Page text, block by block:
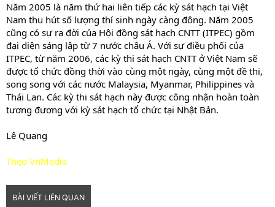
Năm 2005 là năm thứ hai liên tiếp các kỳ sát hạch tại Việt
Nam thu hút số lượng thí sinh ngày càng đông. Năm 2005
cũng có sự ra đời của Hội đồng sát hạch CNTT (ITPEC) gồm
đại diện sáng lập từ 7 nước châu Á. Với sự điều phối của
ITPEC, từ năm 2006, các kỳ thi sát hạch CNTT ở Việt Nam sẽ
được tổ chức đồng thời vào cùng một ngày, cùng một đề thi,
song song với các nước Malaysia, Myanmar, Philippines và
Thái Lan. Các kỳ thi sát hạch này được công nhận hoàn toàn
tương đương với kỳ sát hạch tổ chức tại Nhật Bản.
Lê Quang
Theo VnMedia
BÀI VIẾT LIÊN QUAN